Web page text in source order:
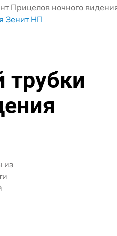
Прицелов ночного
Зенит НП
трубки
из